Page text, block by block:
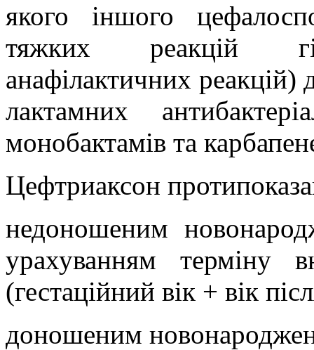
якого іншого
тяжких реакцій
анафілактичних реакцій)
лактамних
монобактамів та
Цефтриаксон
недоношеним
урахуванням терміну
(гестаційний вік + вік
доношеним